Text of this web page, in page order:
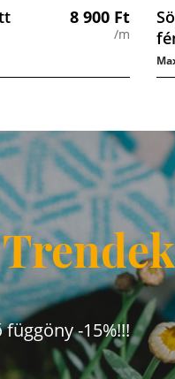
8 900 Ft
/m
-15%!!!